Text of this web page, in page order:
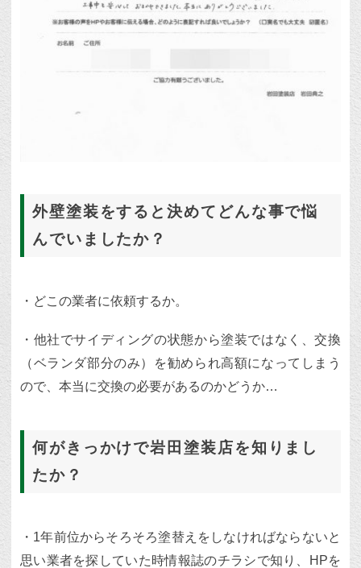
外壁塗装をすると決めてどんな事で悩
んでいましたか？
・どこの業者に依頼するか。
・他社でサイディングの状態から塗装ではなく、交換
（ベランダ部分のみ）を勧められ高額になってしまう
ので、本当に交換の必要があるのかどうか…
何がきっかけで岩田塗装店を知りまし
たか？
・1年前位からそろそろ塗替えをしなければならないと
思い業者を探していた時情報誌のチラシで知り、HPを